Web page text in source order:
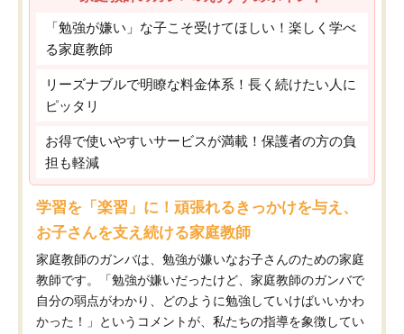
「勉強が嫌い」な子こそ受けてほしい！楽しく学べ
る家庭教師
リーズナブルで明瞭な料金体系！長く続けたい人に
ピッタリ
お得で使いやすいサービスが満載！保護者の方の負
担も軽減
学習を「楽習」に！頑張れるきっかけを与え、
お子さんを支え続ける家庭教師
家庭教師のガンバは、勉強が嫌いなお子さんのための家庭
教師です。「勉強が嫌いだったけど、家庭教師のガンバで
自分の弱点がわかり、どのように勉強していけばいいかわ
かった！」というコメントが、私たちの指導を象徴してい